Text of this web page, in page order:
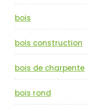
bois
bois construction
bois de charpente
bois rond